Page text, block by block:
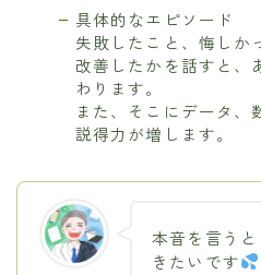
具体的なエピソード
失敗したこと、悔しか
改善したかを話すと、
わります。
また、そこにデータ、
説得力が増します。
本音を言う
きたいです